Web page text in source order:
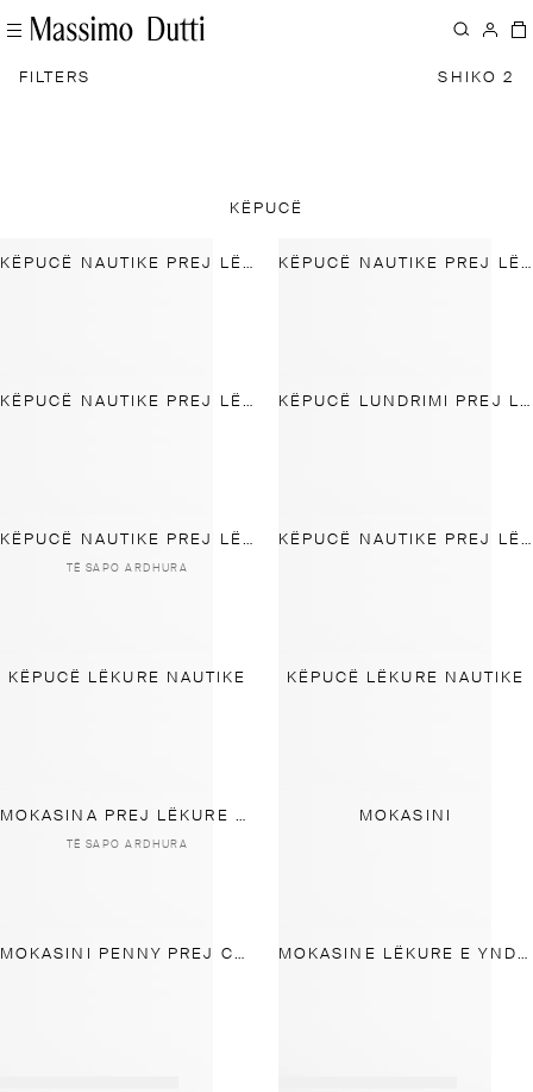
FILTERS SHIKO 2
KËPUCË
KËPUCË NAUTIKE PREJ LËKURE TË BUTË KËPUCË NAUTIKE PREJ LËKURE TË BUTË
KËPUCË NAUTIKE PREJ LËKURE TË BUTË KËPUCË LUNDRIMI PREJ LËKURE KAMOSHI
KËPUCË NAUTIKE PREJ LËKURE
TË SAPO ARDHURA
KËPUCË NAUTIKE PREJ LËKURE TË YNDYRSHME
KËPUCË LËKURE NAUTIKE KËPUCË LËKURE NAUTIKE
MOKASINA PREJ LËKURE KAMOSHI ME PALOSJE
TË SAPO ARDHURA
MOKASINI
MOKASINI PENNY PREJ COPE KAMOSHI TË BUTË ME DY FAQE MOKASINE LËKURE E YNDYRSHME E BUTË